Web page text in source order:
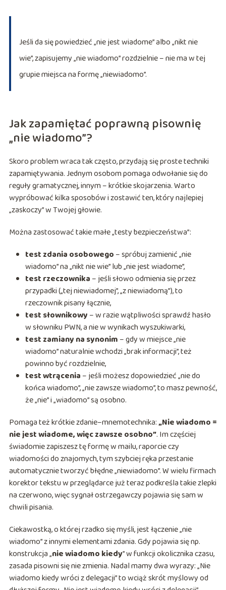
Jeśli da się powiedzieć „nie jest wiadome” albo „nikt nie
wie”, zapisujemy „nie wiadomo” rozdzielnie – nie ma w tej
grupie miejsca na formę „niewiadomo”.
Jak zapamiętać poprawną pisownię
„nie wiadomo”?
Skoro problem wraca tak często, przydają się proste techniki
zapamiętywania. Jednym osobom pomaga odwołanie się do
reguły gramatycznej, innym – krótkie skojarzenia. Warto
wypróbować kilka sposobów i zostawić ten, który najlepiej
„zaskoczy” w Twojej głowie.
Można zastosować takie małe „testy bezpieczeństwa”:
test zdania osobowego – spróbuj zamienić „nie
wiadomo” na „nikt nie wie” lub „nie jest wiadome”,
test rzeczownika – jeśli słowo odmienia się przez
przypadki („tej niewiadomej”, „z niewiadomą”), to
rzeczownik pisany łącznie,
test słownikowy – w razie wątpliwości sprawdź hasło
w słowniku PWN, a nie w wynikach wyszukiwarki,
test zamiany na synonim – gdy w miejsce „nie
wiadomo” naturalnie wchodzi „brak informacji”, też
powinno być rozdzielnie,
test wtrącenia – jeśli możesz dopowiedzieć „nie do
końca wiadomo”, „nie zawsze wiadomo”, to masz pewność,
że „nie” i „wiadomo” są osobno.
Pomaga też krótkie zdanie–mnemotechnika:„Nie wiadomo =
nie jest wiadome, więc zawsze osobno”. Im częściej
świadomie zapiszesz tę formę w mailu, raporcie czy
wiadomości do znajomych, tym szybciej ręka przestanie
automatycznie tworzyć błędne „niewiadomo”. W wielu firmach
korektor tekstu w przeglądarce już teraz podkreśla takie zlepki
na czerwono, więc sygnał ostrzegawczy pojawia się sam w
chwili pisania.
Ciekawostką, o której rzadko się myśli, jest łączenie „nie
wiadomo” z innymi elementami zdania. Gdy pojawia się np.
konstrukcja „nie wiadomo kiedy” w funkcji okolicznika czasu,
zasada pisowni się nie zmienia. Nadal mamy dwa wyrazy: „Nie
wiadomo kiedy wróci z delegacji” to wciąż skrót myślowy od